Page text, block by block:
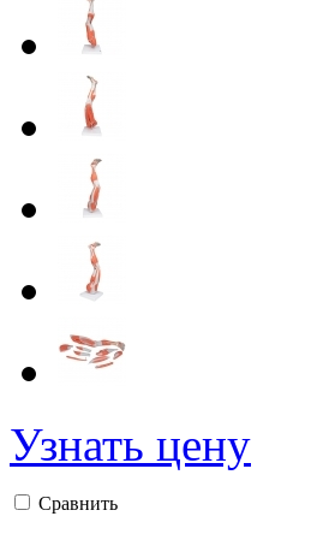
Узнать цену
Сравнить